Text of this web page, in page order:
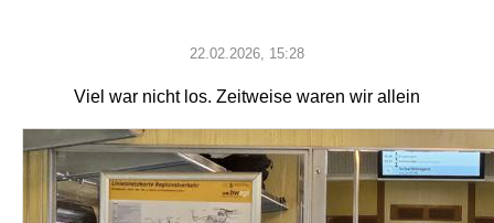
22.02.2026, 15:28
Viel war nicht los. Zeitweise waren wir allein